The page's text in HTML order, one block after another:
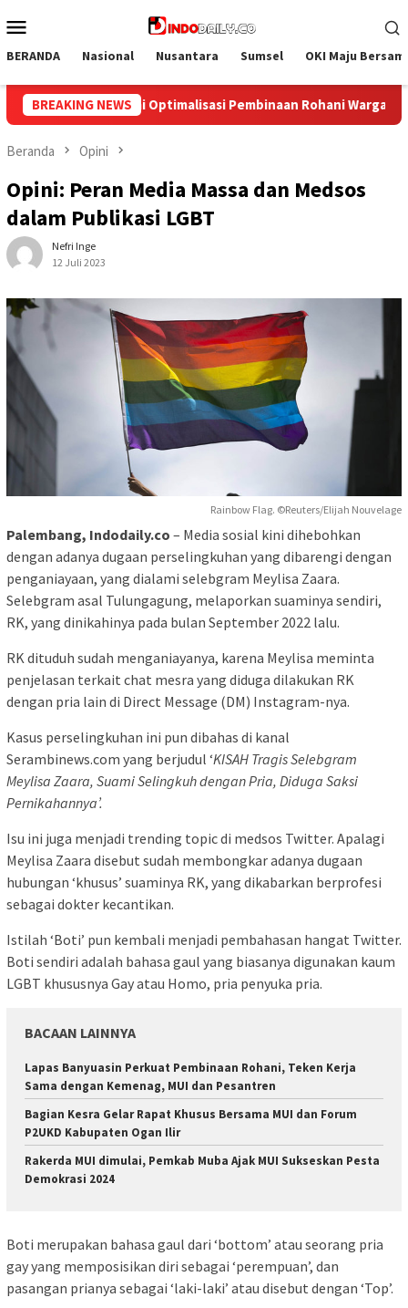
ke
Mobile
BERANDA Nasional Nusantara Sumsel OKI Maju
BREAKING NEWS
Rohani Warga Binaan Bangun Kesamaan Persepsi,
Beranda Opini
Opini: Peran Media Massa dan Medsos
dalam Publikasi LGBT
Nefri Inge
12 Juli 2023
Rainbow Flag. ©Reuters/Elijah Nouvelage
Palembang, Indodaily.co – Media sosial kini dihebohkan
dengan adanya dugaan perselingkuhan yang dibarengi dengan
penganiayaan, yang dialami selebgram Meylisa Zaara.
Selebgram asal Tulungagung, melaporkan suaminya sendiri,
RK, yang dinikahinya pada bulan September 2022 lalu.
RK dituduh sudah menganiayanya, karena Meylisa meminta
penjelasan terkait chat mesra yang diduga dilakukan RK
dengan pria lain di Direct Message (DM) Instagram-nya.
Kasus perselingkuhan ini pun dibahas di kanal
Serambinews.com yang berjudul ‘KISAH Tragis Selebgram
Meylisa Zaara, Suami Selingkuh dengan Pria, Diduga Saksi
Pernikahannya’.
Isu ini juga menjadi trending topic di medsos Twitter. Apalagi
Meylisa Zaara disebut sudah membongkar adanya dugaan
hubungan ‘khusus’ suaminya RK, yang dikabarkan berprofesi
sebagai dokter kecantikan.
Istilah ‘Boti’ pun kembali menjadi pembahasan hangat Twitter.
Boti sendiri adalah bahasa gaul yang biasanya digunakan kaum
LGBT khususnya Gay atau Homo, pria penyuka pria.
BACAAN LAINNYA
Lapas Banyuasin Perkuat Pembinaan Rohani, Teken Kerja
Sama dengan Kemenag, MUI dan Pesantren
Bagian Kesra Gelar Rapat Khusus Bersama MUI dan Forum
P2UKD Kabupaten Ogan Ilir
Rakerda MUI dimulai, Pemkab Muba Ajak MUI Sukseskan Pesta
Demokrasi 2024
Boti merupakan bahasa gaul dari ‘bottom’ atau seorang pria
gay yang memposisikan diri sebagai ‘perempuan’, dan
pasangan prianya sebagai ‘laki-laki’ atau disebut dengan ‘Top’.